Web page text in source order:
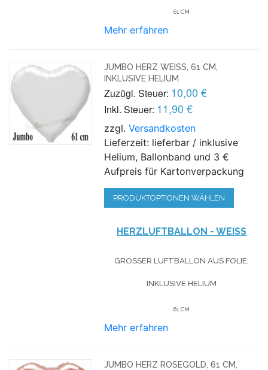
61 CM
Mehr erfahren
JUMBO HERZ WEISS, 61 CM, I
NKLUSIVE HELIUM
Zuzügl. Steuer: 10,00 €
Inkl. Steuer: 11,90 €
zzgl.Versandkosten
Lieferzeit: lieferbar / inklusive
Helium, Ballonband und 3 €
Aufpreis für Kartonverpackung
PRODUKTOPTIONEN WÄHLEN
HERZLUFTBALLON - WEISS
GROSSER LUFTBALLON AUS FOLIE, I
NKLUSIVE HELIUM
61 CM
Mehr erfahren
JUMBO HERZ ROSEGOLD, 61 CM,